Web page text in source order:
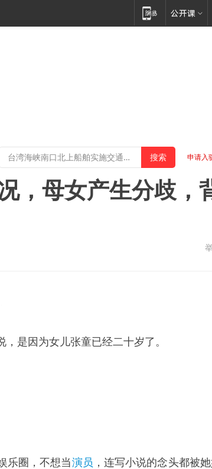
申请入
，母女产生分歧，
是因为女儿张童已经二十岁了。
乐圈，不想当演员 ，连写小说的念头都被